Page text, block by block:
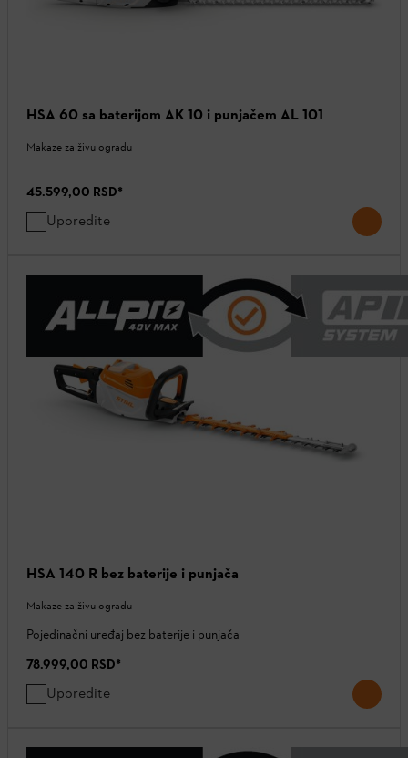
HSA 60 sa baterijom AK 10 i punjačem AL 101
Makaze za živu ogradu
45.599,00 RSD*
Uporedite
HSA 140 R bez baterije i punjača
Makaze za živu ogradu
Pojedinačni uređaj bez baterije i punjača
78.999,00 RSD*
Uporedite